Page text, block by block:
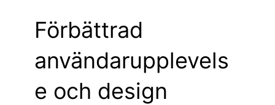
Förbättrad
användarupplevels
e och design